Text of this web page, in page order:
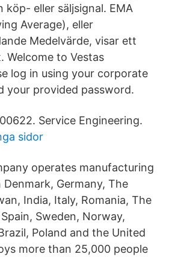
köp- eller säljsignal. EMA
Average), eller
Medelvärde, visar ett
Welcome to Vestas
log in using your corporate
your provided password.
Service Engineering.
sidor
operates manufacturing
Denmark, Germany, The
India, Italy, Romania, The
Sweden, Norway,
Poland and the United
more than 25,000 people